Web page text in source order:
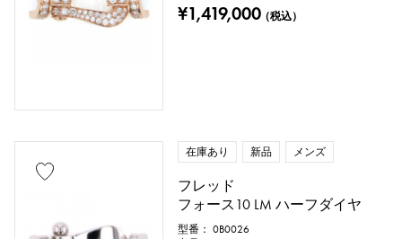
¥1,419,000（税込）
在庫あり 新品 メンズ
フレッド
フォース10 LM ハーフダイヤ
型番： 0B0026